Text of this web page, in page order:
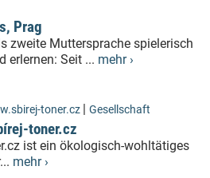
Prag
zweite Muttersprache spielerisch
erlernen: Seit ... mehr ›
toner.cz | Gesellschaft
toner.cz
ist ein ökologisch-wohltätiges
mehr ›